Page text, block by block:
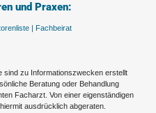
und Praxen:
| Fachbeirat
sind zu Informationszwecken erstellt
Beratung oder Behandlung
Facharzt. Von einer eigenständigen
ausdrücklich abgeraten.